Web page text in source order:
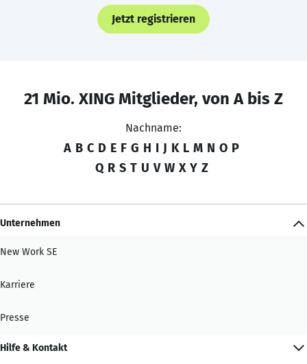
Jetzt registrieren
21 Mio. XING Mitglieder, von A bis Z
Nachname:
A B C D E F G H I J K L M N O P
Q R S T U V W X Y Z
Unternehmen
New Work SE
Karriere
Presse
Hilfe & Kontakt